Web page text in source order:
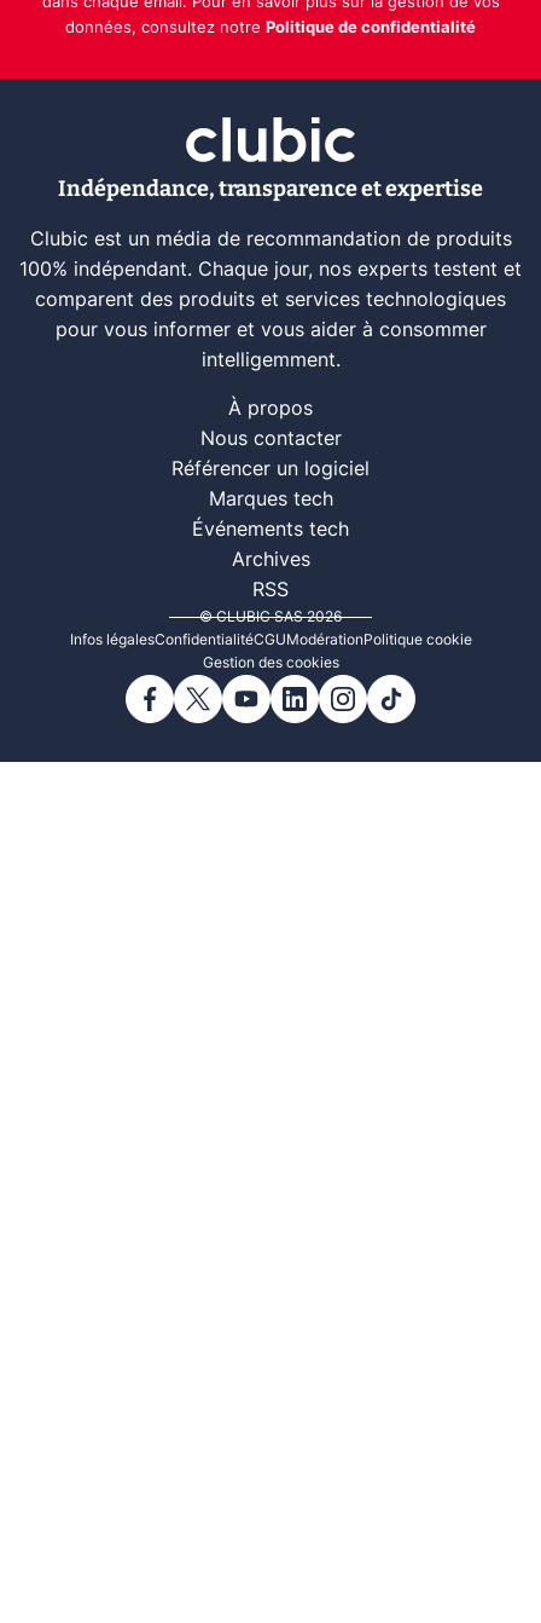
données, consultez notre Politique de confidentialité
Indépendance, transparence et expertise
Clubic est un média de recommandation de produits
100% indépendant. Chaque jour, nos experts testent et
comparent des produits et services technologiques
pour vous informer et vous aider à consommer
intelligemment.
À propos
Nous contacter
Référencer un logiciel
Marques tech
Événements tech
Archives
RSS
© CLUBIC SAS 2026
Infos légalesConfidentialitéCGUModérationPolitique cookie
Gestion des cookies